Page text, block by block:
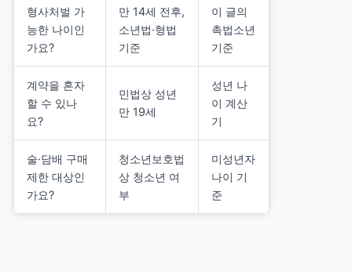
형사처벌 가
능한 나이인
가요?
만 14세 전후,
소년법·형법
기준
이 글의
촉법소년
기준
계약을 혼자
할 수 있나
요?
민법상 성년
만 19세
성년 나
이 계산
기
술·담배 구매
제한 대상인
가요?
청소년보호법
상 청소년 여
부
미성년자
나이 기
준